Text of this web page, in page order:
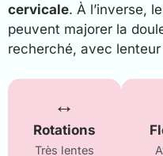
cervicale. À l’inverse,
peuvent majorer la
recherché, avec
↔️
Rotations
Très lentes